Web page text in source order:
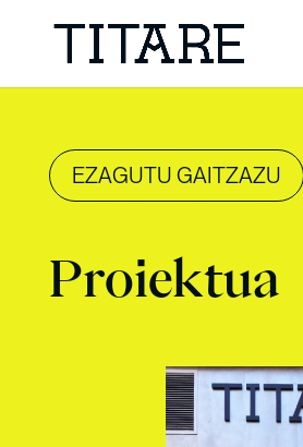
EZAGUTU GAITZAZU
Proiektua